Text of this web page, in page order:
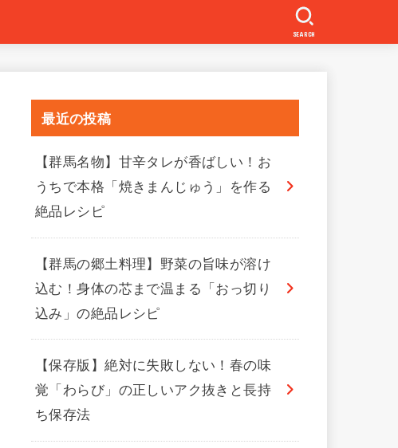
SEARCH
最近の投稿
【群馬名物】甘辛タレが香ばしい！お
うちで本格「焼きまんじゅう」を作る
絶品レシピ
【群馬の郷土料理】野菜の旨味が溶け
込む！身体の芯まで温まる「おっ切り
込み」の絶品レシピ
【保存版】絶対に失敗しない！春の味
覚「わらび」の正しいアク抜きと長持
ち保存法